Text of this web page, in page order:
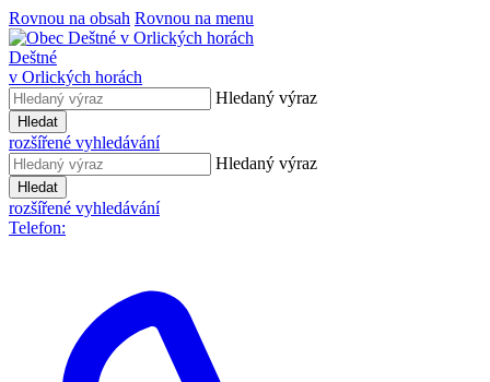
Rovnou na obsah Rovnou na menu
Deštné
v Orlických horách
Hledaný výraz
Hledat
rozšířené vyhledávání
Hledaný výraz
Hledat
rozšířené vyhledávání
Telefon: